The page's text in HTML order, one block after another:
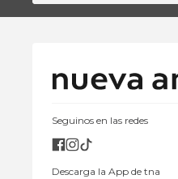
Seguinos en las redes
Descarga la App de tna